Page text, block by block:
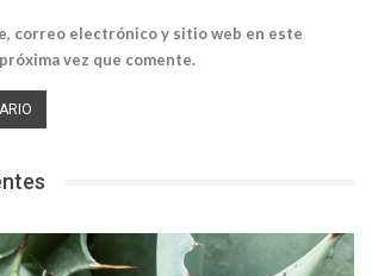
correo electrónico y sitio web en este
vez que comente.